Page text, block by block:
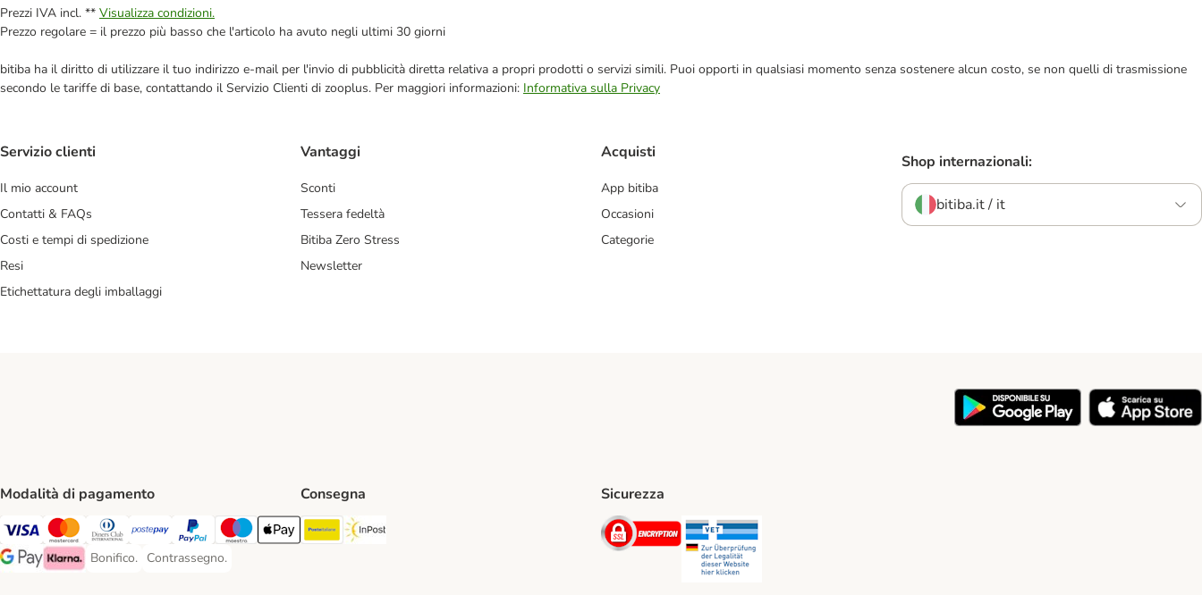
Prezzi IVA incl. ** Visualizza condizioni.
Prezzo regolare = il prezzo più basso che l'articolo ha avuto negli ultimi 30 giorni
bitiba ha il diritto di utilizzare il tuo indirizzo e-mail per l'invio di pubblicità diretta relativa a propri prodotti o servizi simili. Puoi opporti in qualsiasi momento senza sostenere alcun costo, se non quelli di trasmissione
secondo le tariffe di base, contattando il Servizio Clienti di zooplus. Per maggiori informazioni: Informativa sulla Privacy
Servizio clienti
Il mio account
Contatti & FAQs
Costi e tempi di spedizione
Resi
Etichettatura degli imballaggi
Vantaggi
Sconti
Tessera fedeltà
Bitiba Zero Stress
Newsletter
Acquisti
App bitiba
Occasioni
Categorie
Shop internazionali:
bitiba.it / it
Modalità di pagamento
Visa. Payment Method
Mastercard. Payment Method
Diners Club. Payment Method
Postepay. Payment Method
PayPal. Payment Method
Maestro. Payment Method
Apple pay. Payment Method
Google Pay Payment Method
Klarna Payment Method
Bonifico.
Bonifico. Payment Method
Contrassegno.
Contrassegno. Payment Method
Consegna
Poste Italiane. Shipping Method
Sicurezza
Security